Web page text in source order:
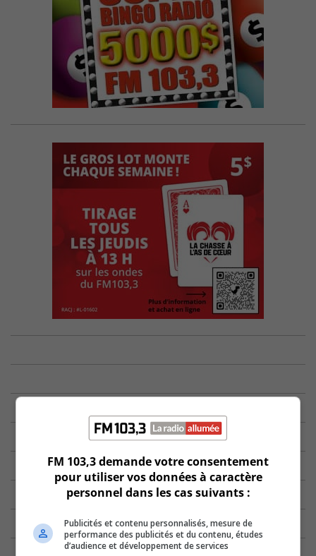
FM 103,3 demande votre consentement
pour utiliser vos données à caractère
personnel dans les cas suivants :
Publicités et contenu personnalisés, mesure de
performance des publicités et du contenu, études
d’audience et développement de services